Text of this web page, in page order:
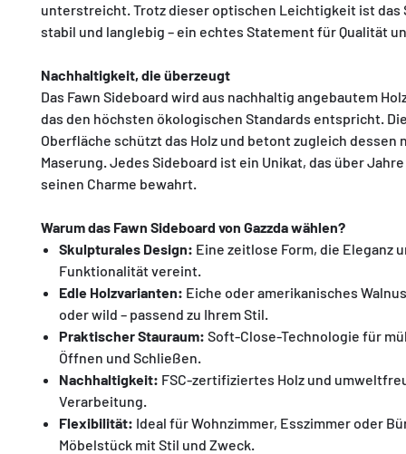
unterstreicht. Trotz dieser optischen Leichtigkeit ist das
stabil und langlebig – ein echtes Statement für Qualität
Nachhaltigkeit, die überzeugt
Das Fawn Sideboard wird aus nachhaltig angebautem
das den höchsten ökologischen Standards entspricht.
Oberfläche schützt das Holz und betont zugleich dessen
Maserung. Jedes Sideboard ist ein Unikat, das über
seinen Charme bewahrt.
Warum das Fawn Sideboard von Gazzda wählen?
Skulpturales Design: Eine zeitlose Form, die Eleganz
Funktionalität vereint.
Edle Holzvarianten: Eiche oder amerikanisches
oder wild – passend zu Ihrem Stil.
Praktischer Stauraum: Soft-Close-Technologie für
Öffnen und Schließen.
Nachhaltigkeit: FSC-zertifiziertes Holz und
Verarbeitung.
Flexibilität: Ideal für Wohnzimmer, Esszimmer oder
Möbelstück mit Stil und Zweck.